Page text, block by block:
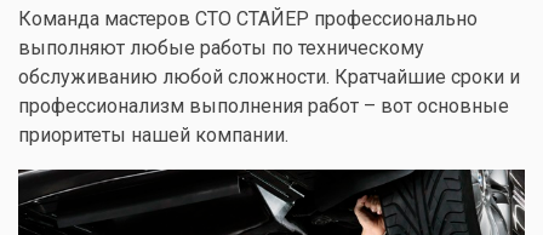
Команда мастеров СТО СТАЙЕР профессионально
выполняют любые работы по техническому
обслуживанию любой сложности. Кратчайшие сроки и
профессионализм выполнения работ – вот основные
приоритеты нашей компании.